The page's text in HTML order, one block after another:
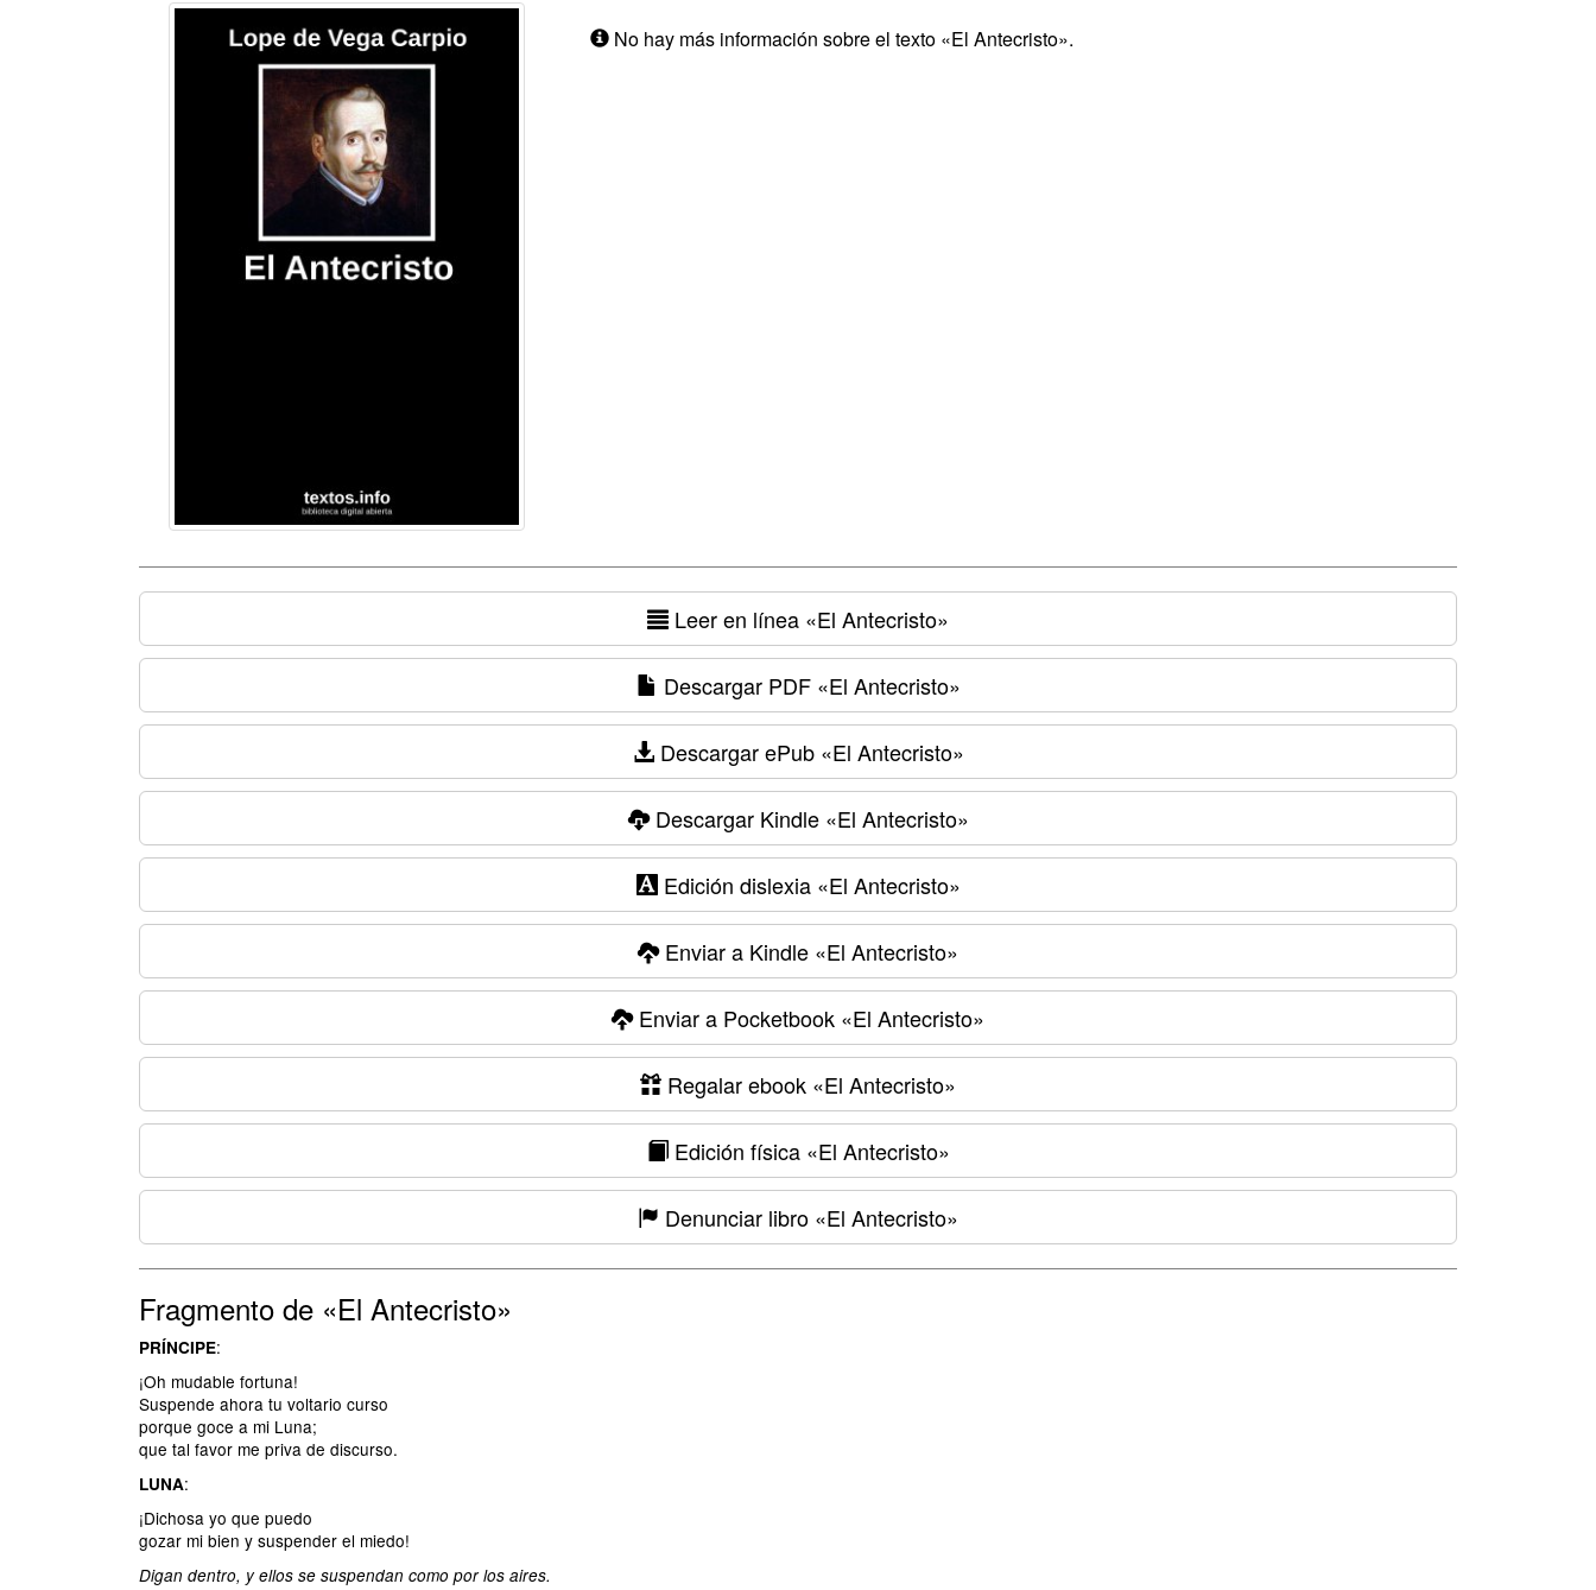
No hay más información sobre el texto «El Antecristo».
Leer en línea «El Antecristo»
Descargar PDF«El Antecristo»
Descargar ePub«El Antecristo»
Descargar Kindle«El Antecristo»
Edición dislexia«El Antecristo»
Enviar a Kindle «El Antecristo»
Enviar a Pocketbook «El Antecristo»
Regalar ebook «El Antecristo»
Edición física«El Antecristo»
Denunciar libro «El Antecristo»
Fragmento de «El Antecristo»
PRÍNCIPE:
¡Oh mudable fortuna!
Suspende ahora tu voltario curso
porque goce a mi Luna;
que tal favor me priva de discurso.
LUNA:
¡Dichosa yo que puedo
gozar mi bien y suspender el miedo!
Digan dentro, y ellos se suspendan como por los aires.